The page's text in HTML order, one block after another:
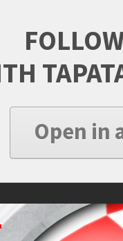
Open in